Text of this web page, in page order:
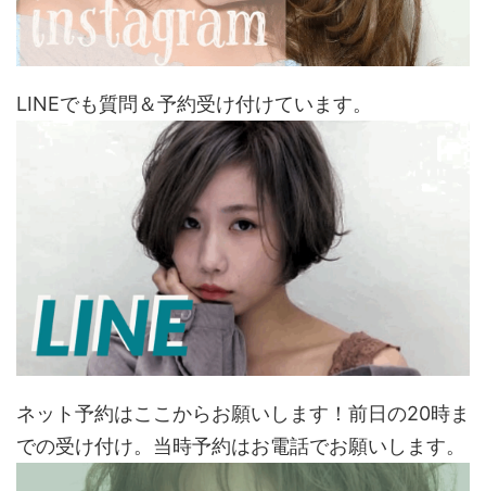
LINEでも質問＆予約受け付けています。
ネット予約はここからお願いします！前日の20時ま
での受け付け。当時予約はお電話でお願いします。